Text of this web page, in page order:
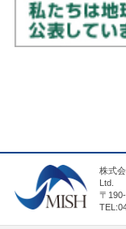
株式
Ltd.
〒